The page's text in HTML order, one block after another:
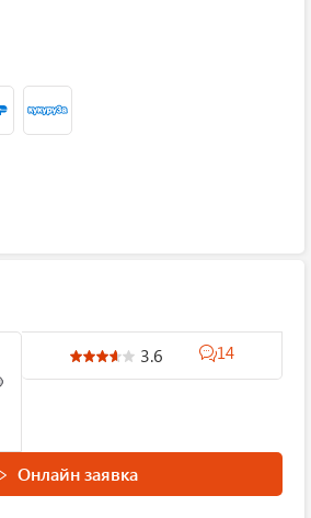
3.6 14
Онлайн заявка